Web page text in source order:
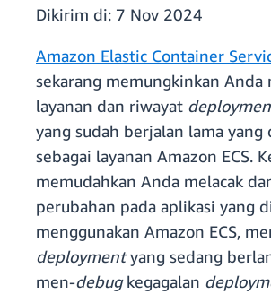
Dikirim di: 7 Nov 2024
Amazon Elastic Container
sekarang memungkinkan Anda
layanan dan riwayat
yang sudah berjalan lama yang
sebagai layanan Amazon ECS.
memudahkan Anda melacak
perubahan pada aplikasi yang
menggunakan Amazon ECS,
deploymentyang sedang
men-debugkegagalan